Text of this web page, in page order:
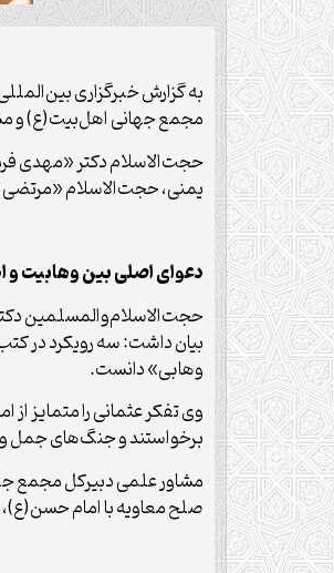
به گزارش خبرگزاری
مجمع جهانی اهل‌بیت(ع) و مشارکت
حجت‌الاسلام دکتر «مهدی
یمنی، حجت‌الاسلام «مرتضی
دعوای اصلی بین وهابیت
حجت‌الاسلام‌والمسلمین
بیان داشت: سه رویکرد در
وهابی» دانست.
وی تفکر عثمانی را متمایز
برخواستند و جنگ‌های جمل و
مشاور علمی دبیرکل مجمع
صلح معاویه با امام